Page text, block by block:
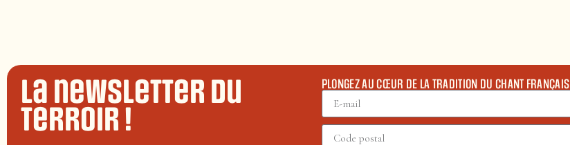
La newsletter du
terroir !
PLONGEZ AU CŒUR DE LA TRADITION DU CHANT FRANÇAIS